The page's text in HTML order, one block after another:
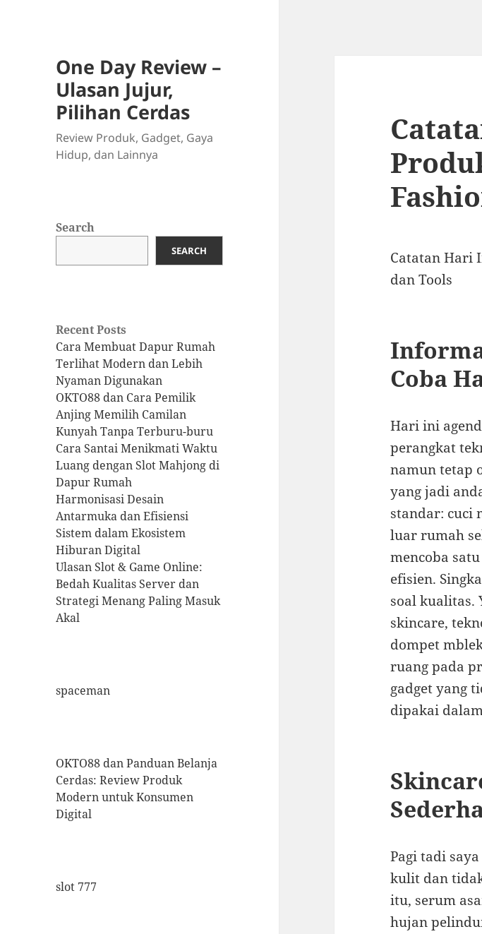
One Day Review –
Ulasan Jujur,
Pilihan Cerdas
Review Produk, Gadget, Gaya
Hidup, dan Lainnya
Search
SEARCH
Recent Posts
Cara Membuat Dapur Rumah
Terlihat Modern dan Lebih
Nyaman Digunakan
OKTO88 dan Cara Pemilik
Anjing Memilih Camilan
Kunyah Tanpa Terburu-buru
Cara Santai Menikmati Waktu
Luang dengan Slot Mahjong di
Dapur Rumah
Harmonisasi Desain
Antarmuka dan Efisiensi
Sistem dalam Ekosistem
Hiburan Digital
Ulasan Slot & Game Online:
Bedah Kualitas Server dan
Strategi Menang Paling Masuk
Akal
spaceman
OKTO88 dan Panduan Belanja
Cerdas: Review Produk
Modern untuk Konsumen
Digital
slot 777
Catatan Hari
dan Tools
Coba
Hari ini
perangkat
namun tetap
yang jadi
standar: cuci
luar rumah
mencoba
efisien.
soal kualitas.
skincare,
dompet
ruang pada
gadget yang
dipakai
Pagi tadi
kulit dan
itu, serum
hujan